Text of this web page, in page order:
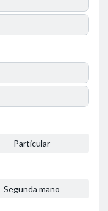
Particular
Segunda mano